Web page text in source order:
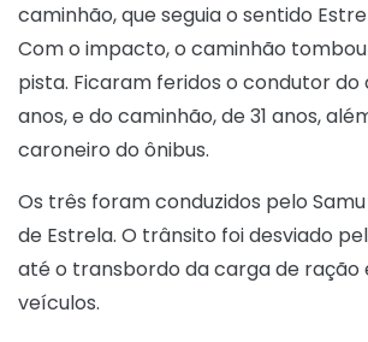
caminhão, que seguia o sentido
Com o impacto, o caminhão
pista. Ficaram feridos o condutor do
anos, e do caminhão, de 31 anos,
caroneiro do ônibus.
Os três foram conduzidos pelo
de Estrela. O trânsito foi desviado
até o transbordo da carga de ração
veículos.